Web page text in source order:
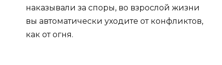
наказывали за споры, во взрослой жизни
вы автоматически уходите от конфликтов,
как от огня.